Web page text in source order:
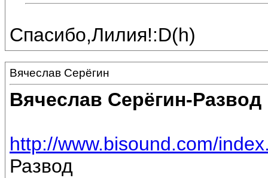
Спасибо,Лилия!:D(h)
Вячеслав Серёгин
Вячеслав Серёгин-Развод
http://www.bisound.com/
Развод